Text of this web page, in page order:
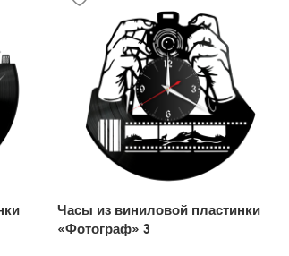
Часы из виниловой пластинки
«Фотограф» 3